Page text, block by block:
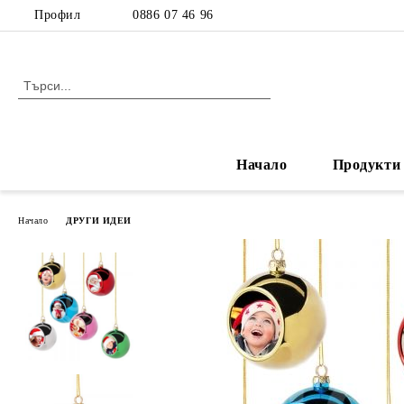
Профил 0886 07 46 96
Начало Продукти
Начало ДРУГИ ИДЕИ